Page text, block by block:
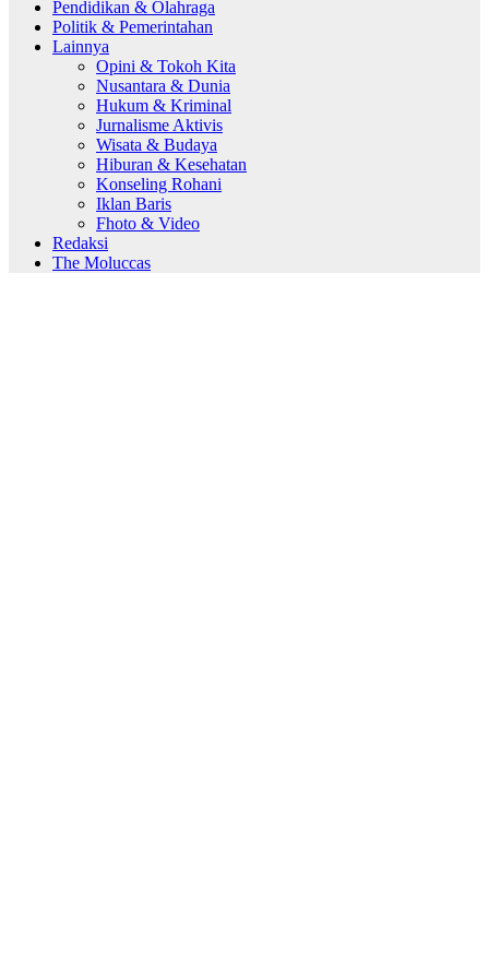
Pendidikan & Olahraga
Politik & Pemerintahan
Lainnya
Opini & Tokoh Kita
Nusantara & Dunia
Hukum & Kriminal
Jurnalisme Aktivis
Wisata & Budaya
Hiburan & Kesehatan
Konseling Rohani
Iklan Baris
Fhoto & Video
Redaksi
The Moluccas